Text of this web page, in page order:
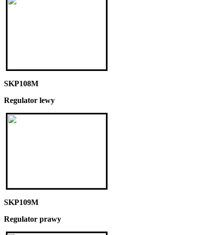
SKP108M
Regulator lewy
SKP109M
Regulator prawy